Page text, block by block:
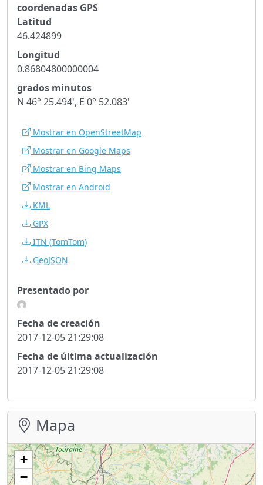
coordenadas GPS
Latitud
46.424899
Longitud
0.86804800000004
grados minutos
N 46° 25.494', E 0° 52.083'
Mostrar en OpenStreetMap
Mostrar en Google Maps
Mostrar en Bing Maps
Mostrar en Android
KML
GPX
ITN (TomTom)
GeoJSON
Presentado por
Fecha de creación
2017-12-05 21:29:08
Fecha de última actualización
2017-12-05 21:29:08
Mapa
+
−